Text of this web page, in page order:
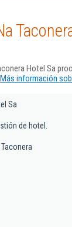
Hotel Sa
Más información
Sa
de hotel.